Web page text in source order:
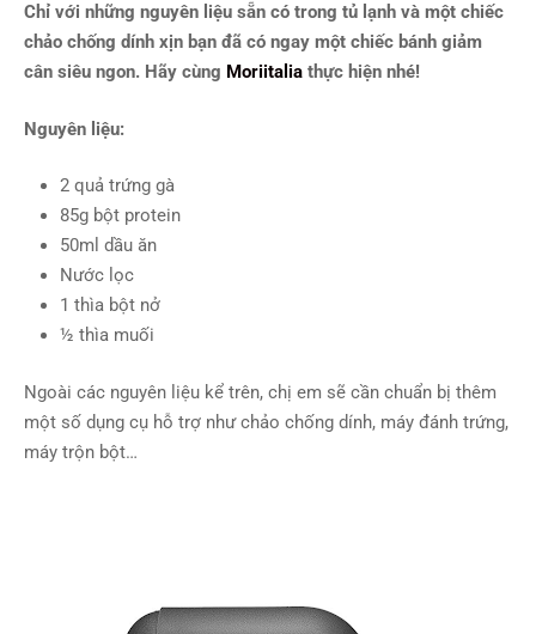
Chỉ với những nguyên liệu sẵn có trong tủ lạnh và một chiếc
chảo chống dính xịn bạn đã có ngay một chiếc bánh giảm
cân siêu ngon. Hãy cùng Moriitalia thực hiện nhé!
Nguyên liệu:
2 quả trứng gà
85g bột protein
50ml dầu ăn
Nước lọc
1 thìa bột nở
½ thìa muối
Ngoài các nguyên liệu kể trên, chị em sẽ cần chuẩn bị thêm
một số dụng cụ hỗ trợ như chảo chống dính, máy đánh trứng,
máy trộn bột…